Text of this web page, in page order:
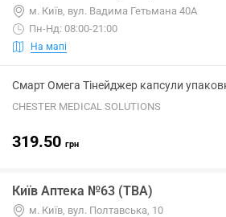
м. Київ, вул. Вадима Гетьмана 40А
Пн-Нд: 08:00-21:00
На мапі
Смарт Омега Тінейджер капсули
CHESTER MEDICAL SOLUTIONS
319.50 грн
Київ Аптека №63 (ТВА)
м. Київ, вул. Полтавська, 10